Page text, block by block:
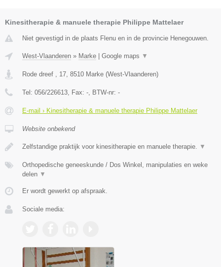
Kinesitherapie & manuele therapie Philippe Mattelaer
Niet gevestigd in de plaats Flenu en in de provincie Henegouwen.
West-Vlaanderen » Marke | Google maps ▼
Rode dreef , 17 8510 Marke (West-Vlaanderen)
Tel: 056/226613 , Fax: - , BTW-nr: -
E-mail › Kinesitherapie & manuele therapie Philippe Mattelaer
Website onbekend
Zelfstandige praktijk voor kinesitherapie en manuele therapie. ▼
Orthopedische geneeskunde / Dos Winkel, manipulaties en weke
delen ▼
Er wordt gewerkt op afspraak.
Sociale media: